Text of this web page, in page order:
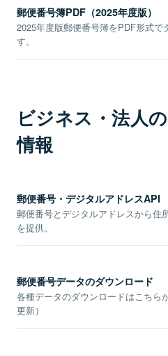
郵便番号簿PDF（2025年度版）
2025年度版郵便番号簿をPDF形式で
す。
ビジネス・法人
情報
郵便番号・デジタルアドレスAPI
郵便番号とデジタルアドレスから住
を提供。
郵便番号データのダウンロード
各種データのダウンロードはこちら
更新）